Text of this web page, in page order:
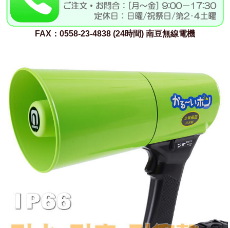
FAX：0558-23-4838 (24時間) 南豆無線電機